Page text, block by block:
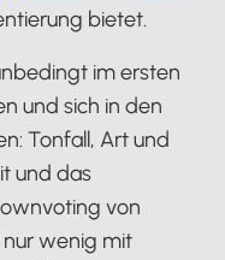
bietet.
im ersten
und sich in den
Tonfall, Art und
und das
von
nur wenig mit